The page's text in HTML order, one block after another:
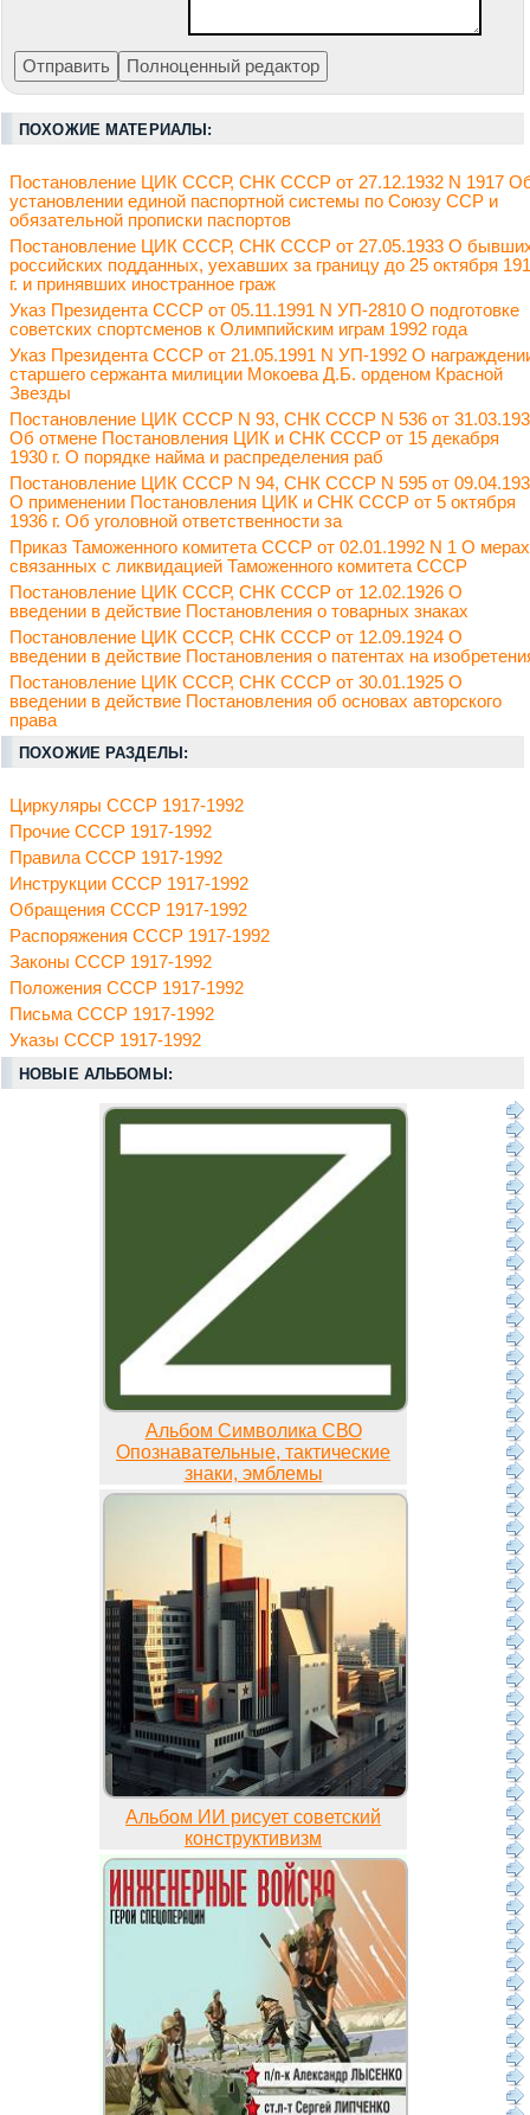
ПОХОЖИЕ МАТЕРИАЛЫ:
Постановление ЦИК СССР, СНК СССР от 27.12.1932 N 1917
установлении единой паспортной системы по Союзу ССР и
обязательной прописки паспортов
Постановление ЦИК СССР, СНК СССР от 27.05.1933 О
российских подданных, уехавших за границу до 25 октября
г. и принявших иностранное граж
Указ Президента СССР от 05.11.1991 N УП-2810 О подготовке
советских спортсменов к Олимпийским играм 1992 года
Указ Президента СССР от 21.05.1991 N УП-1992 О
старшего сержанта милиции Мокоева Д.Б. орденом Красной
Звезды
Постановление ЦИК СССР N 93, СНК СССР N 536 от
Об отмене Постановления ЦИК и СНК СССР от 15 декабря
1930 г. О порядке найма и распределения раб
Постановление ЦИК СССР N 94, СНК СССР N 595 от
О применении Постановления ЦИК и СНК СССР от 5 октября
1936 г. Об уголовной ответственности за
Приказ Таможенного комитета СССР от 02.01.1992 N 1 О
связанных с ликвидацией Таможенного комитета СССР
Постановление ЦИК СССР, СНК СССР от 12.02.1926 О
введении в действие Постановления о товарных знаках
Постановление ЦИК СССР, СНК СССР от 12.09.1924 О
введении в действие Постановления о патентах на
Постановление ЦИК СССР, СНК СССР от 30.01.1925 О
введении в действие Постановления об основах авторского
права
ПОХОЖИЕ РАЗДЕЛЫ:
Циркуляры СССР 1917-1992
Прочие СССР 1917-1992
Правила СССР 1917-1992
Инструкции СССР 1917-1992
Обращения СССР 1917-1992
Распоряжения СССР 1917-1992
Законы СССР 1917-1992
Положения СССР 1917-1992
Письма СССР 1917-1992
Указы СССР 1917-1992
НОВЫЕ АЛЬБОМЫ:
Альбом Символика СВО
Опознавательные, тактические
знаки, эмблемы
Альбом ИИ рисует советский
конструктивизм